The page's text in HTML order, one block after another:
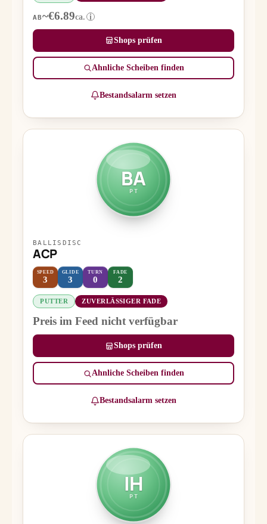
AB~€6.89ca. i
Shops prüfen
Ähnliche Scheiben finden
Bestandsalarm setzen
BA
PT
BALLISDISC
ACP
SPEED
3
GLIDE
3
TURN
0
FADE
2
PUTTER ZUVERLÄSSIGER FADE
Preis im Feed nicht verfügbar
Shops prüfen
Ähnliche Scheiben finden
Bestandsalarm setzen
IH
PT